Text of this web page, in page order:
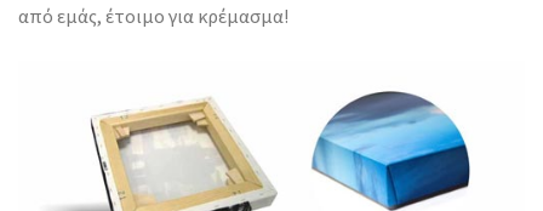
από εμάς, έτοιμο για κρέμασμα!